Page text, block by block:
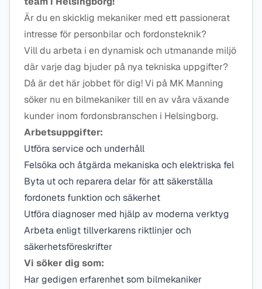
Är du en skicklig mekaniker med ett passionerat
intresse för personbilar och fordonsteknik?
Vill du arbeta i en dynamisk och utmanande miljö
där varje dag bjuder på nya tekniska uppgifter?
Då är det här jobbet för dig! Vi på MK Manning
söker nu en bilmekaniker till en av våra växande
kunder inom fordonsbranschen i Helsingborg.
Arbetsuppgifter:
Utföra service och underhåll
Felsöka och åtgärda mekaniska och elektriska fel
Byta ut och reparera delar för att säkerställa
fordonets funktion och säkerhet
Utföra diagnoser med hjälp av moderna verktyg
Arbeta enligt tillverkarens riktlinjer och
säkerhetsföreskrifter
Vi söker dig som:
Har gedigen erfarenhet som bilmekaniker